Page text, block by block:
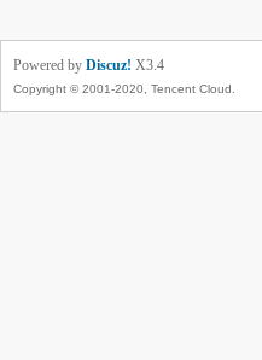
Powered by Discuz! X3.4
Copyright © 2001-2020, Tencent Cloud.